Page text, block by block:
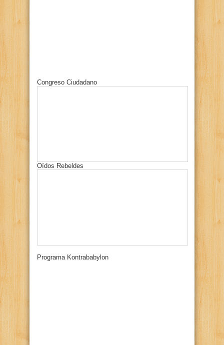
Congreso Ciudadano
Oídos Rebeldes
Programa Kontrababylon